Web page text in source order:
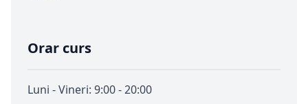
Orar curs
Luni - Vineri: 9:00 - 20:00